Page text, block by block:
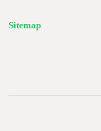
Sitemap